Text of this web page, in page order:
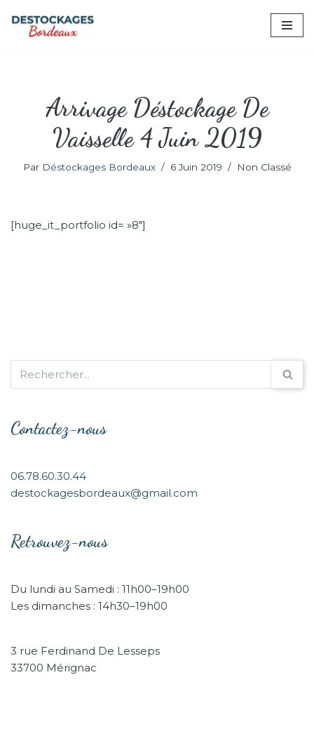
Aller
Arrivage Déstockage De
Vaisselle 4 Juin 2019
Par Déstockages Bordeaux 6 Juin 2019 Non Classé
[huge_it_portfolio id= »8″]
Contactez-nous
06.78.60.30.44
destockagesbordeaux@gmail.com
Retrouvez-nous
Du lundi au Samedi : 11h00–19h00
Les dimanches : 14h30–19h00
3 rue Ferdinand De Lesseps
33700 Mérignac